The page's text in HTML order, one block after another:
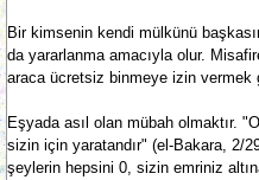
Bir kimsenin kendi mülkünü
da yararlanma amacıyla olur.
araca ücretsiz binmeye izin vermek
Eşyada asıl olan mübah olmaktır.
sizin için yaratandır" (el-Bakara, 2/
şeylerin hepsini 0, sizin emriniz